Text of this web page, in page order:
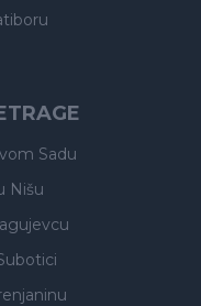
Sadu
Nišu